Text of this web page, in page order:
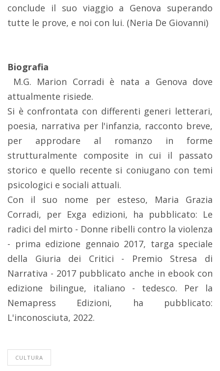
conclude il suo viaggio a Genova superando
tutte le prove, e noi con lui. (Neria De Giovanni)
Biografia
M.G. Marion Corradi è nata a Genova dove
attualmente risiede.
Si è confrontata con differenti generi letterari,
poesia, narrativa per l'infanzia, racconto breve,
per approdare al romanzo in forme
strutturalmente composite in cui il passato
storico e quello recente si coniugano con temi
psicologici e sociali attuali.
Con il suo nome per esteso, Maria Grazia
Corradi, per Exga edizioni, ha pubblicato: Le
radici del mirto - Donne ribelli contro la violenza
- prima edizione gennaio 2017, targa speciale
della Giuria dei Critici - Premio Stresa di
Narrativa - 2017 pubblicato anche in ebook con
edizione bilingue, italiano - tedesco. Per la
Nemapress Edizioni, ha pubblicato:
L'inconosciuta, 2022.
CULTURA